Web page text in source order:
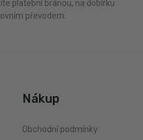
platební bránou, na dobírku
převodem.
Nákup
Obchodní podmínky